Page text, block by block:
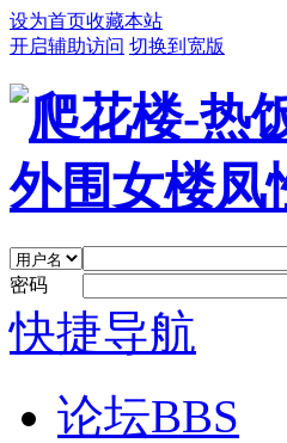
设为首页收藏本站
开启辅助访问 切换到宽版
密码
快捷导航
论坛BBS